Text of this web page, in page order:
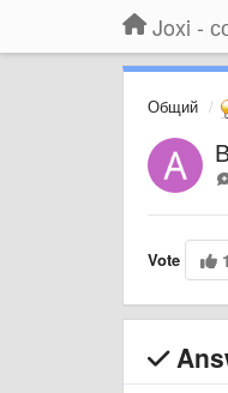
Общий
Vote 1